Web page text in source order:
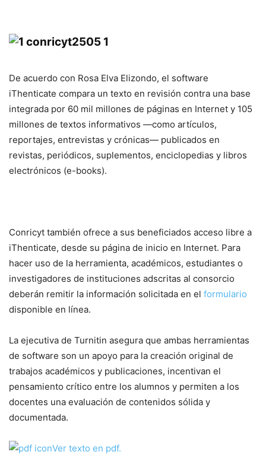
De acuerdo con Rosa Elva Elizondo, el software
iThenticate compara un texto en revisión contra una base
integrada por 60 mil millones de páginas en Internet y 105
millones de textos informativos —como artículos,
reportajes, entrevistas y crónicas— publicados en
revistas, periódicos, suplementos, enciclopedias y libros
electrónicos (e-books).
Conricyt también ofrece a sus beneficiados acceso libre a
iThenticate, desde su página de inicio en Internet. Para
hacer uso de la herramienta, académicos, estudiantes o
investigadores de instituciones adscritas al consorcio
deberán remitir la información solicitada en el formulario
disponible en línea.
La ejecutiva de Turnitin asegura que ambas herramientas
de software son un apoyo para la creación original de
trabajos académicos y publicaciones, incentivan el
pensamiento crítico entre los alumnos y permiten a los
docentes una evaluación de contenidos sólida y
documentada.
Ver texto en pdf.